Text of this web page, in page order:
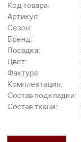
Код товара:
Артикул:
Сезон:
Бренд:
Посадка:
Цвет:
Фактура:
Комплектация:
Состав подкладки:
Состав ткани: